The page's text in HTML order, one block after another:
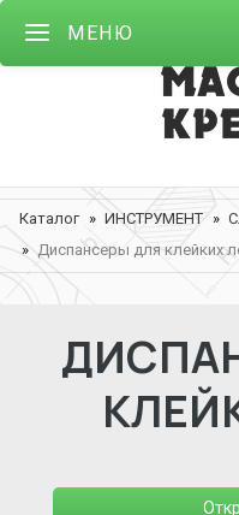
МЕНЮ
Каталог ИНСТРУМЕНТ
Диспансеры для клейких